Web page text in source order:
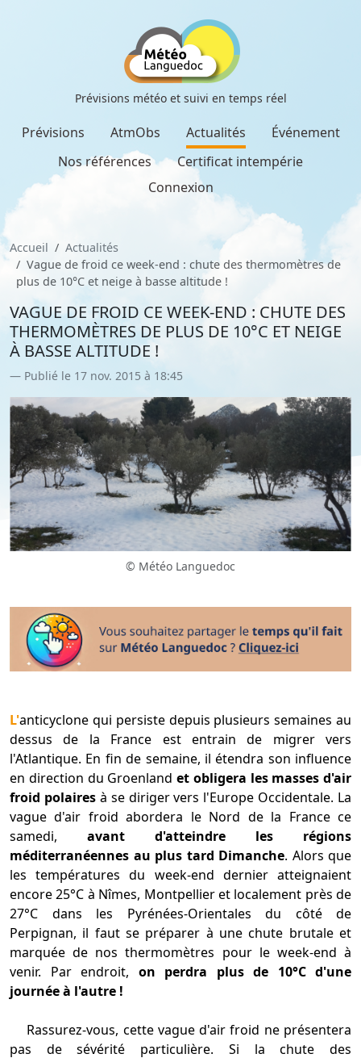
Prévisions météo et suivi en temps réel
Prévisions AtmObs Actualités
Événement
Nos références
Certificat intempérie
Connexion
Accueil
Actualités
Vague de froid ce week-end : chute des thermomètres de
plus de 10°C et neige à basse altitude !
VAGUE DE FROID CE WEEK-END : CHUTE DES
THERMOMÈTRES DE PLUS DE 10°C ET NEIGE
À BASSE ALTITUDE !
Publié le 17 nov. 2015 à 18:45
© Météo Languedoc
L'anticyclone qui persiste depuis plusieurs semaines au
dessus de la France est entrain de migrer vers
l'Atlantique. En fin de semaine, il étendra son influence
en direction du Groenland et obligera les masses d'air
froid polairesà se diriger vers l'Europe Occidentale. La
vague d'air froid abordera le Nord de la France ce
samedi, avant d'atteindre les régions
méditerranéennes au plus tard Dimanche. Alors que
les températures du week-end dernier atteignaient
encore 25°C à Nîmes, Montpellier et localement près de
27°C dans les Pyrénées-Orientales du côté de
Perpignan, il faut se préparer à une chute brutale et
marquée de nos thermomètres pour le week-end à
venir. Par endroit, on perdra plus de 10°C d'une
journée à l'autre !
Rassurez-vous, cette vague d'air froid ne présentera
pas de sévérité particulière. Si la chute des